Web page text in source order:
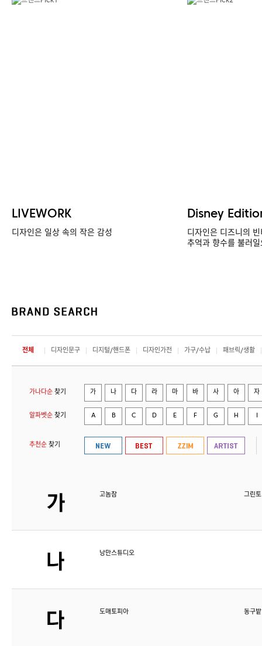
LIVEWORK
디자인은 일상 속의 작은 감성
Disney
디자인은 디즈니의
추억과 향수를 불러
전체 디자인문구 디지털/핸드폰 디자인가전 가구/수납 패브릭/생활
가나다순 찾기 가 나 다 라 마 바 사 아 자
알파벳순 찾기 A B C D E F G H
추천순 찾기
고놈참 그린
낭만스튜디오
도매토피아 동구밭